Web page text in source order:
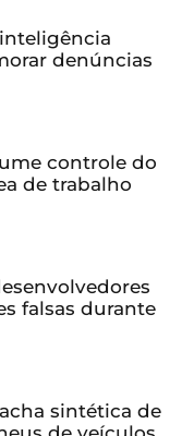
denúncias
controle do
de trabalho
falsas durante
sintética de